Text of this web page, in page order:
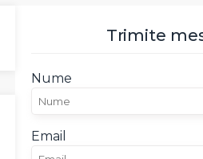
Trimite
Nume
Email